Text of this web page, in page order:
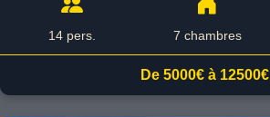
14 pers. 7 chambres
De 5000€ à 12500€